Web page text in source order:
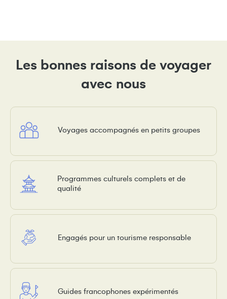
Les bonnes raisons de voyager
avec nous
Voyages accompagnés en petits groupes
Programmes culturels complets et de
qualité
Engagés pour un tourisme responsable
Guides francophones expérimentés